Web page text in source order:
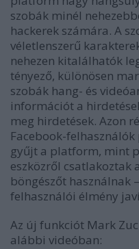
szobák minél
hackerek számára. A
véletlenszerű
nehezen kitalálhatók
tényező, különösen
szobák hang- és
információt a
meg hirdetések. Azon
Facebook-
gyűjt a platform, mint
eszközről csatlakoztak
böngészőt használnak
felhasználói élmény
Az új funkciót Mark
alábbi videóban: